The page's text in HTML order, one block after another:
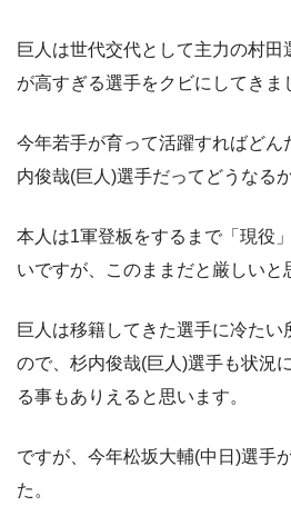
巨人は世代交代として主力の村
が高すぎる選手をクビにしてきま
今年若手が育って活躍すればどん
内俊哉(巨人)選手だってどうなる
本人は1軍登板をするまで「現役
いですが、このままだと厳しいと
巨人は移籍してきた選手に冷たい
ので、杉内俊哉(巨人)選手も状況
る事もありえると思います。
ですが、今年松坂大輔(中日)選手
た。